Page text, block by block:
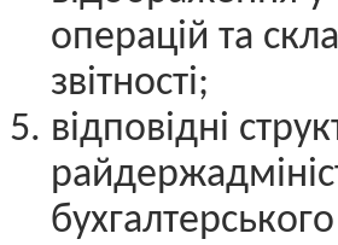
операцій та
звітності;
відповідні